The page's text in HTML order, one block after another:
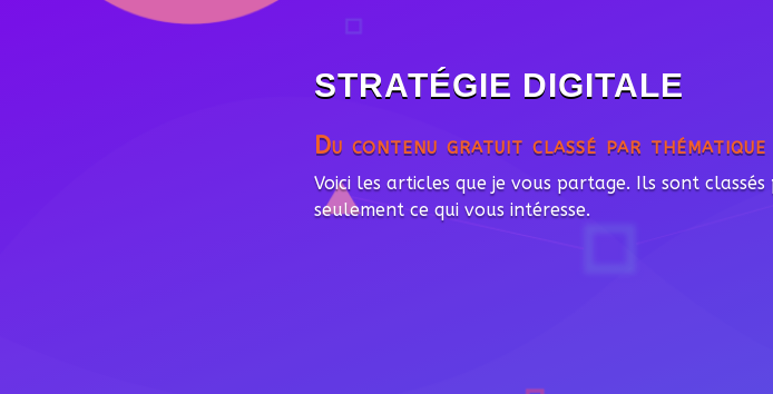
STRATÉGIE DIGITALE
Du contenu gratuit classé par thématique
Voici les articles que je vous partage. Ils sont
seulement ce qui vous intéresse.